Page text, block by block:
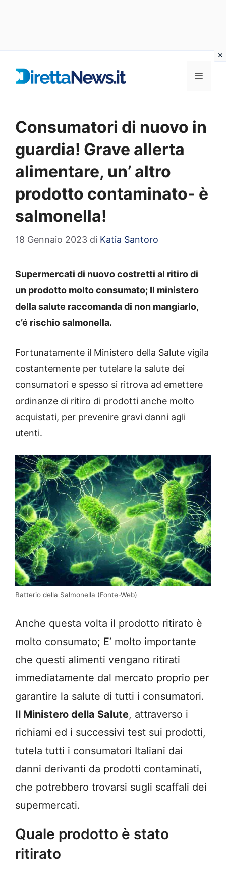
Menu
Consumatori di nuovo in
guardia! Grave allerta
alimentare, un’ altro
prodotto contaminato- è
salmonella!
18 Gennaio 2023 di Katia Santoro
Supermercati di nuovo costretti al ritiro di
un prodotto molto consumato; Il ministero
della salute raccomanda di non mangiarlo,
c’é rischio salmonella.
Fortunatamente il Ministero della Salute vigila
costantemente per tutelare la salute dei
consumatori e spesso si ritrova ad emettere
ordinanze di ritiro di prodotti anche molto
acquistati, per prevenire gravi danni agli
utenti.
Batterio della Salmonella (Fonte-Web)
Anche questa volta il prodotto ritirato è
molto consumato; E’ molto importante
che questi alimenti vengano ritirati
immediatamente dal mercato proprio per
garantire la salute di tutti i consumatori.
Il Ministero della Salute, attraverso i
richiami ed i successivi test sui prodotti,
tutela tutti i consumatori Italiani dai
danni derivanti da prodotti contaminati,
che potrebbero trovarsi sugli scaffali dei
supermercati.
Quale prodotto è stato
ritirato